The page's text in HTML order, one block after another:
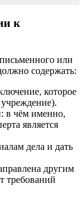
к
или
содержать:
которое
учреждение).
в чём именно,
является
дела и дать
другим
требований